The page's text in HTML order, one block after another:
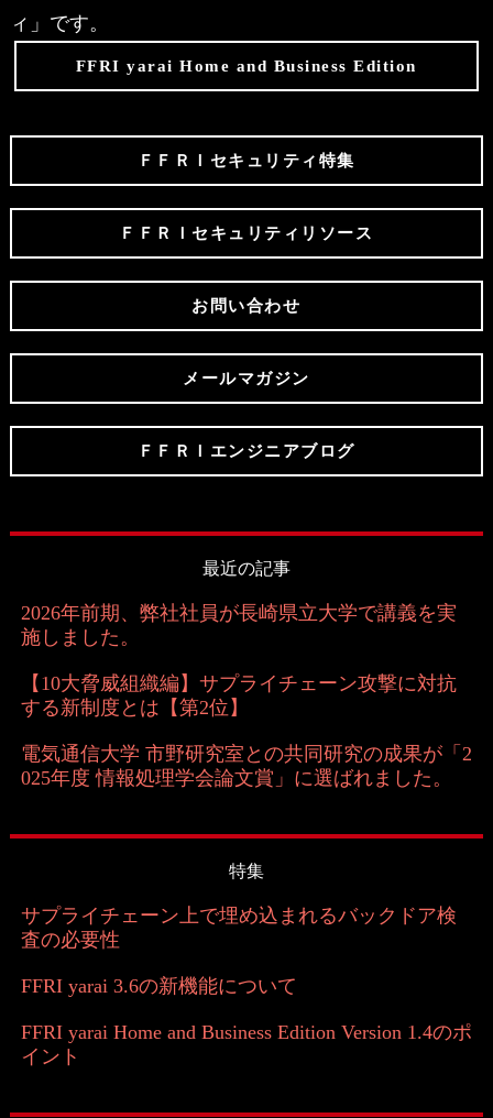
ィ」です。
FFRI yarai Home and Business Edition
ＦＦＲＩセキュリティ特集
ＦＦＲＩセキュリティリソース
お問い合わせ
メールマガジン
ＦＦＲＩエンジニアブログ
最近の記事
2026年前期、弊社社員が長崎県立大学で講義を実
施しました。
【10大脅威組織編】サプライチェーン攻撃に対抗
する新制度とは【第2位】
電気通信大学 市野研究室との共同研究の成果が「2
025年度 情報処理学会論文賞」に選ばれました。
特集
サプライチェーン上で埋め込まれるバックドア検
査の必要性
FFRI yarai 3.6の新機能について
FFRI yarai Home and Business Edition Version 1.4のポ
イント